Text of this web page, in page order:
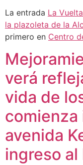
La entrada La
la plazoleta de la
primero en Centro
verá
vida de
avenida
ingreso